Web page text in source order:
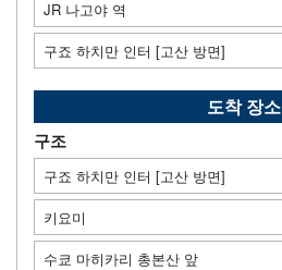
JR 나고야 역
구죠 하치만 인터 [고산 방면]
도착 장소
구조
구죠 하치만 인터 [고산 방면]
키요미
수쿄 마히카리 총본산 앞